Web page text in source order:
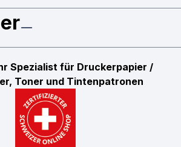
Spezialist für Druckerpapier /
Toner und Tintenpatronen